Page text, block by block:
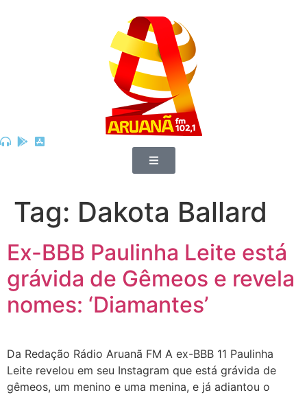
Tag: Dakota Ballard
Ex-BBB Paulinha Leite está
grávida de Gêmeos e revela
nomes: ‘Diamantes’
Da Redação Rádio Aruanã FM A ex-BBB 11 Paulinha
Leite revelou em seu Instagram que está grávida de
gêmeos, um menino e uma menina, e já adiantou o